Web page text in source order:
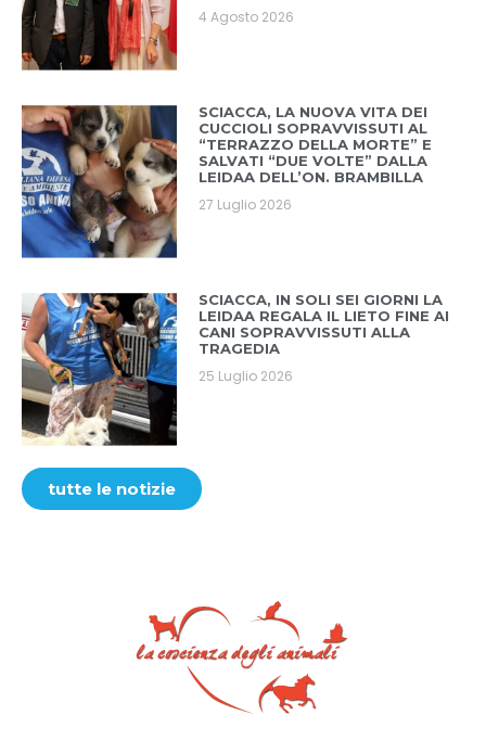
4 Agosto 2026
SCIACCA, LA NUOVA VITA DEI
CUCCIOLI SOPRAVVISSUTI AL
“TERRAZZO DELLA MORTE” E
SALVATI “DUE VOLTE” DALLA
LEIDAA DELL’ON. BRAMBILLA
27 Luglio 2026
SCIACCA, IN SOLI SEI GIORNI LA
LEIDAA REGALA IL LIETO FINE AI
CANI SOPRAVVISSUTI ALLA
TRAGEDIA
25 Luglio 2026
tutte le notizie